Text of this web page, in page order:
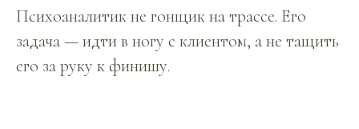
Психоаналитик не гонщик на трассе. Его
задача — идти в ногу с клиентом, а не тащить
его за руку к финишу.